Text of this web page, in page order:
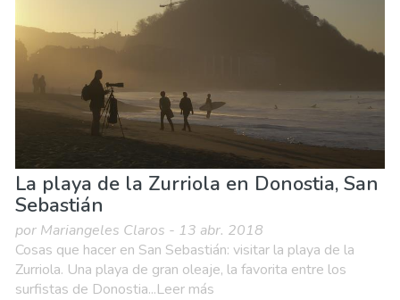
La playa de la Zurriola en Donostia, San
Sebastián
por Mariangeles Claros - 13 abr. 2018
Cosas que hacer en San Sebastián: visitar la playa de la
Zurriola. Una playa de gran oleaje, la favorita entre los
surfistas de Donostia...Leer más